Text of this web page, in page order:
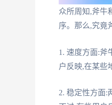
众所周知,斧牛
序。那么,究竟
1. 速度方面:斧
户反映,在某些
2. 稳定性方面: